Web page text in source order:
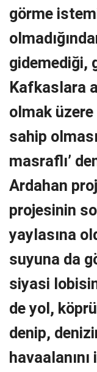
görme
gidemediği,
Kafkaslara
olmak üzere
sahip
masraflı’
Ardahan
projesinin
yaylasına
suyuna da
siyasi
de yol,
denip,